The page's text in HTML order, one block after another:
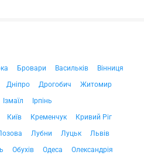
Бровари Васильків
Вінниця
Дніпро Дрогобич
Житомир
Ізмаїл
Ірпінь
Київ Кременчук
Кривий Ріг
Лубни Луцьк
Львів
Обухів Одеса
Олександрія